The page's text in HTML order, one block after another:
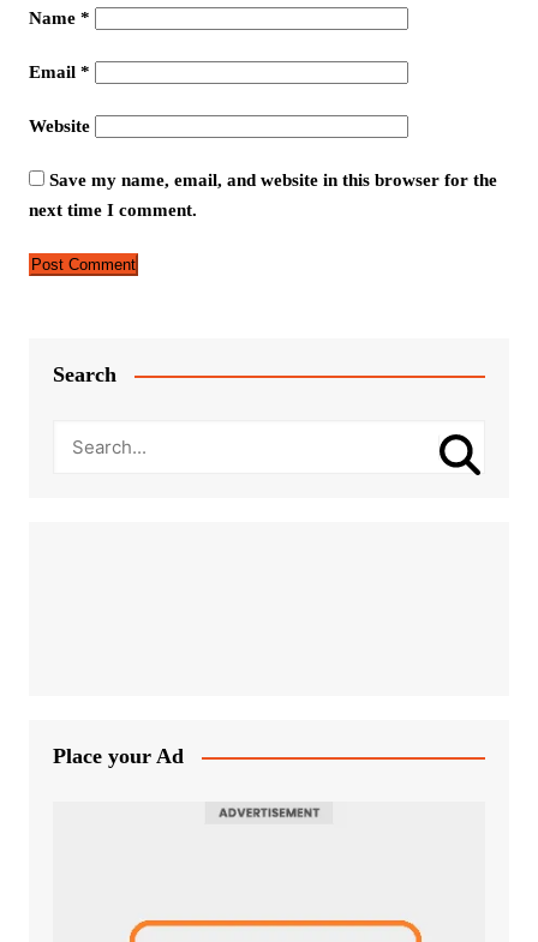
Name *
Email *
Website
Save my name, email, and website in this browser for the
next time I comment.
Search
Place your Ad